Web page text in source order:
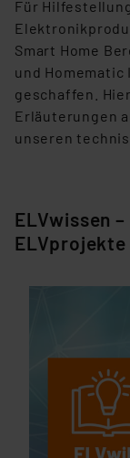
Für
Smart Home
und Homematic
geschaffen.
Erläuterungen
unseren
ELVwissen